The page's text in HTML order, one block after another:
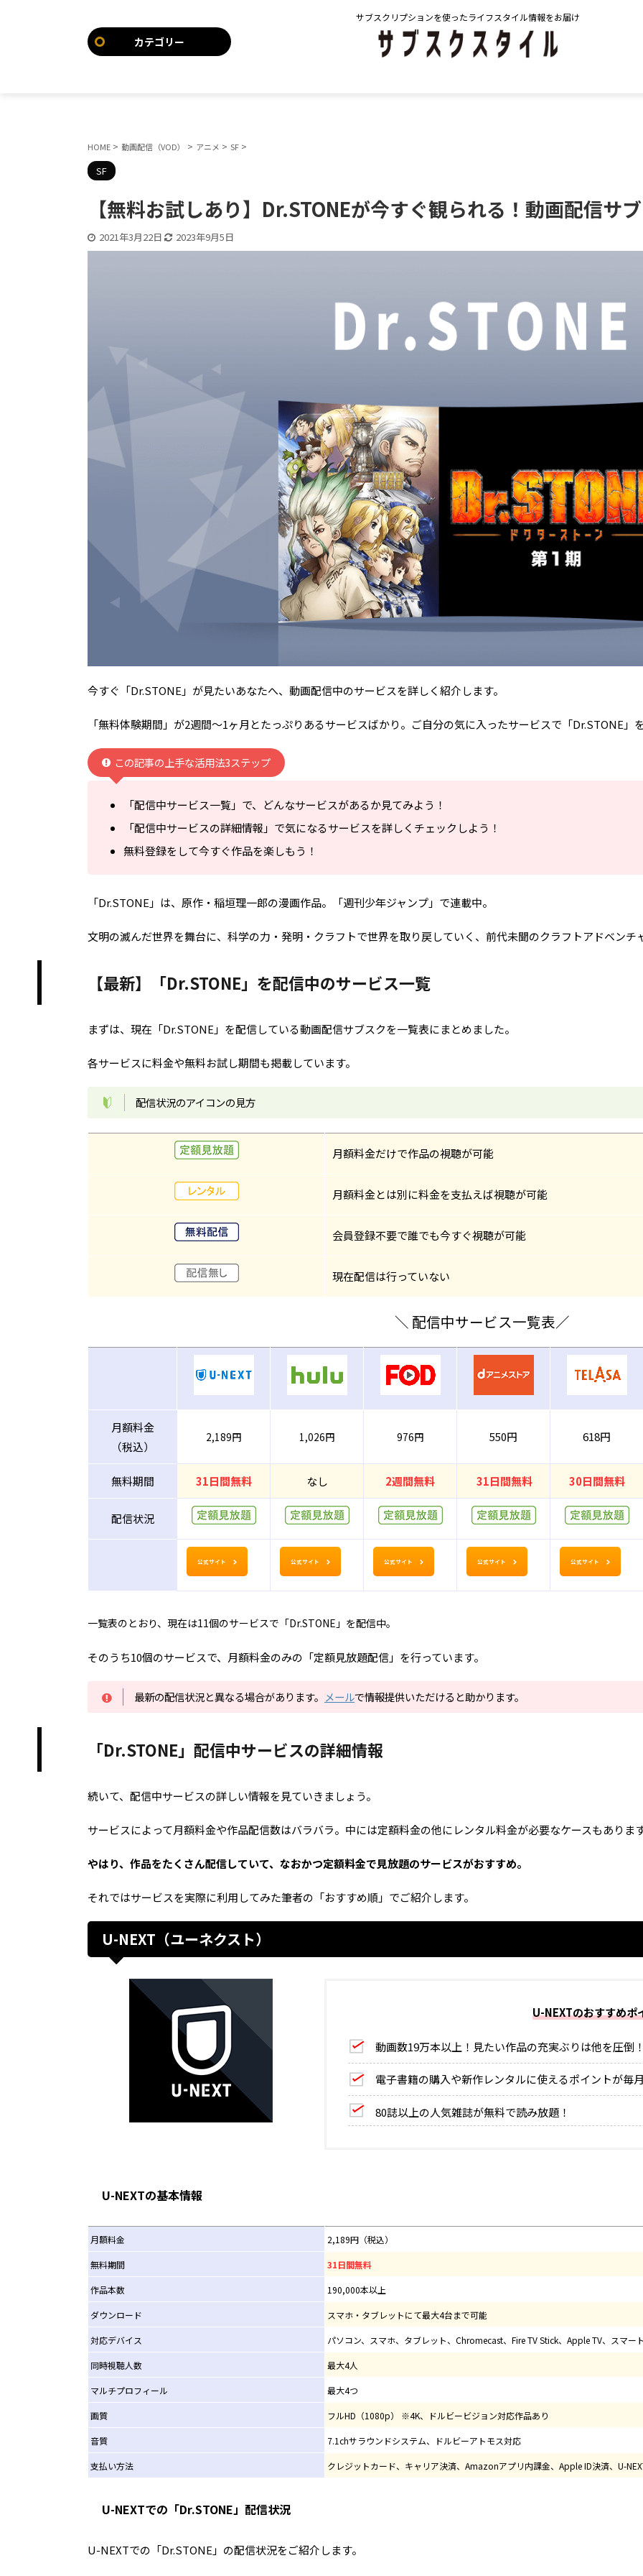
サブスクリプションを使ったライフスタイル情報をお届け
カテゴリー
HOME > 動画配信（VOD） > アニメ > SF >
SF
【無料お試しあり】Dr.STONEが今すぐ観られる！動画配信サ
2021年3月22日 2023年9月5日
今すぐ「Dr.STONE」が見たいあなたへ、動画配信中のサービスを詳しく紹介します。
「無料体験期間」が2週間～1ヶ月とたっぷりあるサービスばかり。ご自分の気に入ったサービスで「Dr.STONE」
この記事の上手な活用法3ステップ
「配信中サービス一覧」で、どんなサービスがあるか見てみよう！
「配信中サービスの詳細情報」で気になるサービスを詳しくチェックしよう！
無料登録をして今すぐ作品を楽しもう！
「Dr.STONE」は、原作・稲垣理一郎の漫画作品。「週刊少年ジャンプ」で連載中。
文明の滅んだ世界を舞台に、科学の力・発明・クラフトで世界を取り戻していく、前代未聞のクラフトアドベンチ
【最新】「Dr.STONE」を配信中のサービス一覧
まずは、現在「Dr.STONE」を配信している動画配信サブスクを一覧表にまとめました。
各サービスに料金や無料お試し期間も掲載しています。
配信状況のアイコンの見方
月額料金だけで作品の視聴が可能
月額料金とは別に料金を支払えば視聴が可能
会員登録不要で誰でも今すぐ視聴が可能
現在配信は行っていない
＼ 配信中サービス一覧表／
月額料金
（税込）
2,189円 1,026円 976円 550円 618円
無料期間 31日間無料 なし 2週間無料 31日間無料 30日間無料
配信状況
公式サイト 公式サイト 公式サイト 公式サイト 公式サイト
一覧表のとおり、現在は11個のサービスで「Dr.STONE」を配信中。
そのうち10個のサービスで、月額料金のみの「定額見放題配信」を行っています。
最新の配信状況と異なる場合があります。 メールで情報提供いただけると助かります。
「Dr.STONE」配信中サービスの詳細情報
続いて、配信中サービスの詳しい情報を見ていきましょう。
サービスによって月額料金や作品配信数はバラバラ。中には定額料金の他にレンタル料金が必要なケースもありま
やはり、作品をたくさん配信していて、なおかつ定額料金で見放題のサービスがおすすめ。
それではサービスを実際に利用してみた筆者の「おすすめ順」でご紹介します。
U-NEXT（ユーネクスト）
U-NEXTのおすすめポ
動画数19万本以上！見たい作品の充実ぶりは他を圧倒
電子書籍の購入や新作レンタルに使えるポイントが毎
80誌以上の人気雑誌が無料で読み放題！
U-NEXTの基本情報
月額料金 2,189円（税込）
無料期間 31日間無料
作品本数 190,000本以上
ダウンロード スマホ・タブレットにて最大4台まで可能
対応デバイス パソコン、スマホ、タブレット、Chromecast、Fire TV Stick、Apple TV、スマ
同時視聴人数 最大4人
マルチプロフィール 最大4つ
画質 フルHD（1080p） ※4K、ドルビービジョン対応作品あり
音質 7.1chサラウンドシステム、ドルビーアトモス対応
支払い方法 クレジットカード、キャリア決済、Amazonアプリ内課金、Apple ID決済、U-
U-NEXTでの「Dr.STONE」配信状況
U-NEXTでの「Dr.STONE」の配信状況をご紹介します。